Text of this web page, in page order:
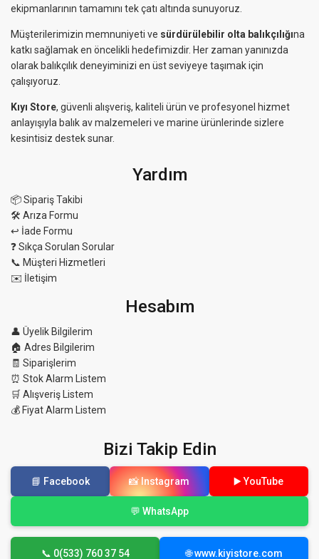
ekipmanlarının tamamını tek çatı altında sunuyoruz.
Müşterilerimizin memnuniyeti ve sürdürülebilir olta balıkçılığına
katkı sağlamak en öncelikli hedefimizdir. Her zaman yanınızda
olarak balıkçılık deneyiminizi en üst seviyeye taşımak için
çalışıyoruz.
Kıyı Store, güvenli alışveriş, kaliteli ürün ve profesyonel hizmet
anlayışıyla balık av malzemeleri ve marine ürünlerinde sizlere
kesintisiz destek sunar.
Yardım
📦 Sipariş Takibi
🛠 Arıza Formu
↩️ İade Formu
❓ Sıkça Sorulan Sorular
📞 Müşteri Hizmetleri
✉️ İletişim
Hesabım
👤 Üyelik Bilgilerim
🏠 Adres Bilgilerim
🧾 Siparişlerim
⏰ Stok Alarm Listem
🛒 Alışveriş Listem
💰 Fiyat Alarm Listem
Bizi Takip Edin
📘 Facebook 📸 Instagram ▶️ YouTube
💬 WhatsApp
📞 0(533) 760 37 54 🌐 www.kiyistore.com